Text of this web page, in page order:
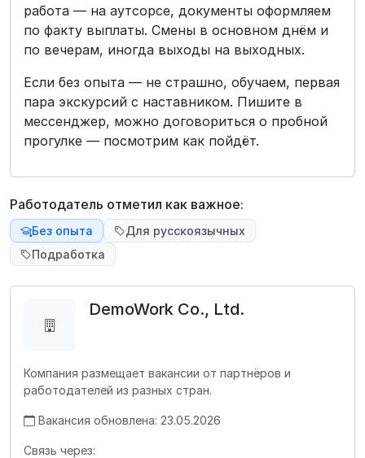
работа — на аутсорсе, документы оформляем
по факту выплаты. Смены в основном днём и
по вечерам, иногда выходы на выходных.
Если без опыта — не страшно, обучаем, первая
пара экскурсий с наставником. Пишите в
мессенджер, можно договориться о пробной
прогулке — посмотрим как пойдёт.
Работодатель отметил как важное:
Без опыта
Для русскоязычных
Подработка
DemoWork Co., Ltd.
Компания размещает вакансии от партнёров и
работодателей из разных стран.
Вакансия обновлена: 23.05.2026
Связь через: